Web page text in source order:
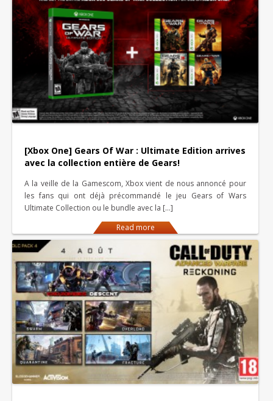
[Xbox One] Gears Of War : Ultimate Edition arrives
avec la collection entière de Gears!
A la veille de la Gamescom, Xbox vient de nous annoncé pour
les fans qui ont déjà précommandé le jeu Gears of Wars
Ultimate Collection ou le bundle avec la […]
Read more